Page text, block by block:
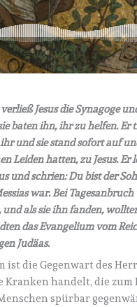
Jesus die Synagoge
baten ihn, ihr zu helfen.
und sie stand sofort auf
Leiden hatten, zu Jesus.
und schrien: Du bist der
war. Bei
als sie ihn fanden,
das Evangelium vom
Judäas.
ist die Gegenwart des
Kranken handelt, die
spürbar